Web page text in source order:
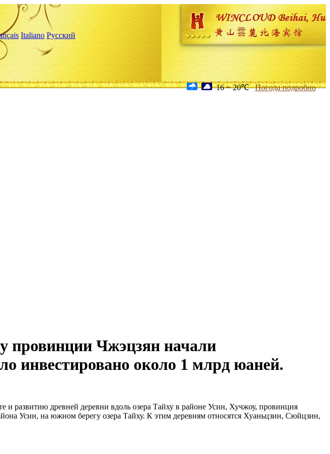
Italiano Русский
16 ~ 20℃ Погода подробно
провинции Чжэцзян начали
инвестировано около 1 млрд юаней.
развитию древней деревни вдоль озера Тайху в районе Усин, Хучжоу, провинция
Усин, на южном берегу озера Тайху. К этим деревням относятся Хуаньцзин, Сюйцзин,